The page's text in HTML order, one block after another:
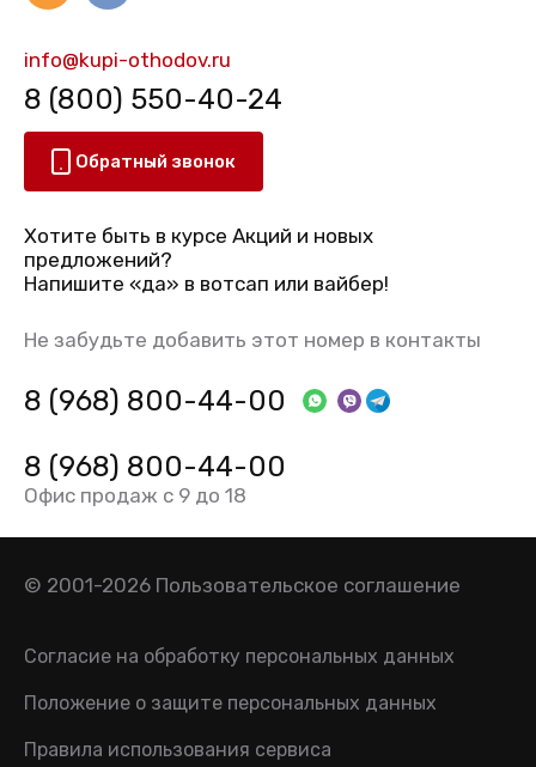
info@kupi-othodov.ru
8 (800) 550-40-24
Обратный звонок
Хотите быть в курсе Акций и новых
предложений?
Напишите «да» в вотсап или вайбер!
Не забудьте добавить этот номер в контакты
8 (968) 800-44-00
8 (968) 800-44-00
Офис продаж с 9 до 18
© 2001-2026 Пользовательское соглашение
Согласие на обработку персональных данных
Положение о защите персональных данных
Правила использования сервиса